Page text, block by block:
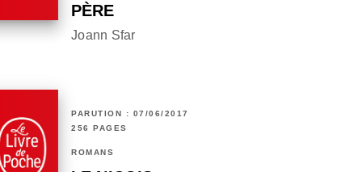
PÈRE
Joann Sfar
PARUTION : 07/06/2017
256 PAGES
ROMANS